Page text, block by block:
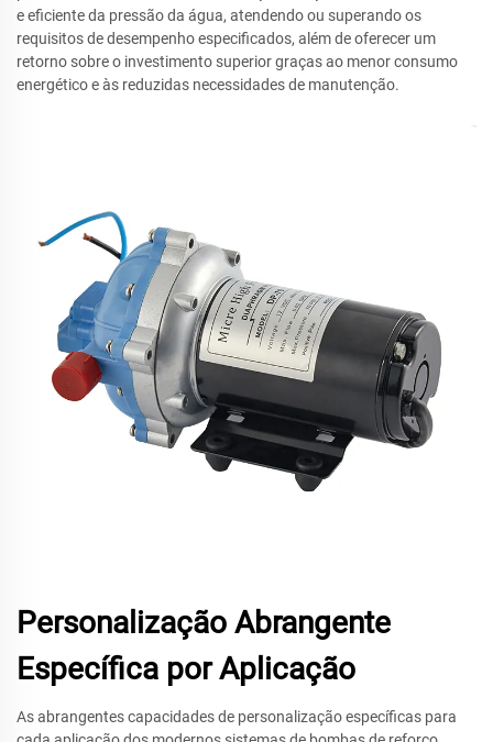
e eficiente da pressão da água, atendendo ou superando os
requisitos de desempenho especificados, além de oferecer um
retorno sobre o investimento superior graças ao menor consumo
energético e às reduzidas necessidades de manutenção.
Personalização Abrangente
Específica por Aplicação
As abrangentes capacidades de personalização específicas para